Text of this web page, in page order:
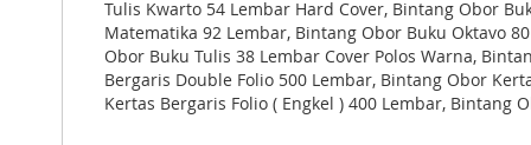
Tulis Kwarto 54 Lembar Hard Cover, Bintang Obor
Matematika 92 Lembar, Bintang Obor Buku Oktavo
Obor Buku Tulis 38 Lembar Cover Polos Warna,
Bergaris Double Folio 500 Lembar, Bintang Obor
Kertas Bergaris Folio ( Engkel ) 400 Lembar,